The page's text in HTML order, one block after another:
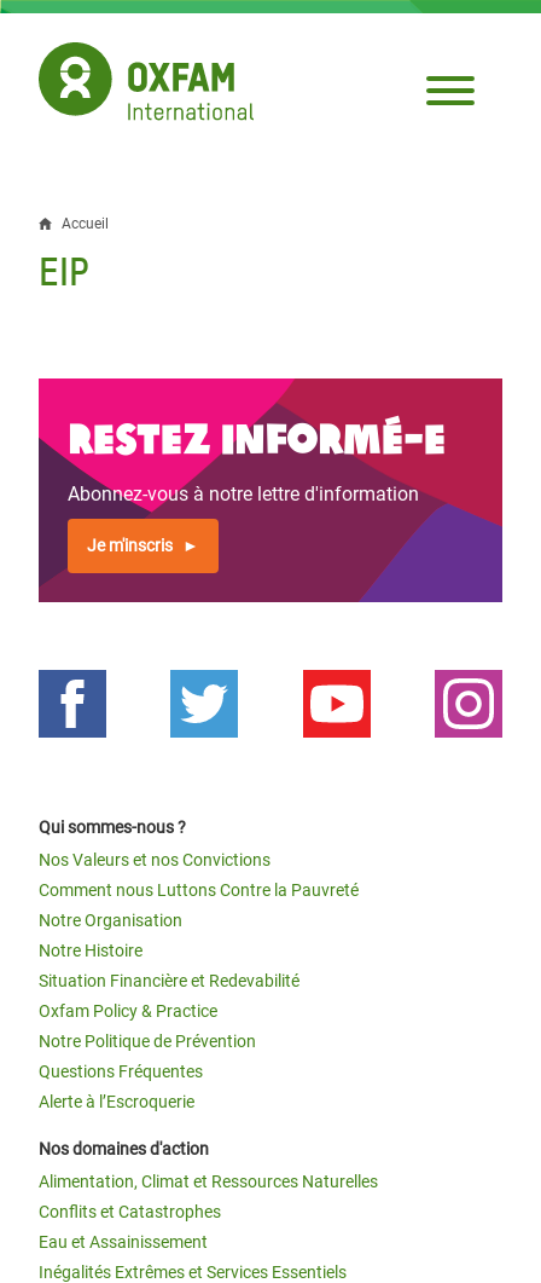
Aller
contenu
principal
Fil
d'Ariane
Accueil
EIP
Restez informé-e
Abonnez-vous à notre lettre d'information
Je m'inscris
Qui sommes-nous ?
Nos Valeurs et nos Convictions
Comment nous Luttons Contre la Pauvreté
Notre Organisation
Notre Histoire
Situation Financière et Redevabilité
Oxfam Policy & Practice
Notre Politique de Prévention
Questions Fréquentes
Alerte à l’Escroquerie
Nos domaines d'action
Alimentation, Climat et Ressources Naturelles
Conflits et Catastrophes
Eau et Assainissement
Inégalités Extrêmes et Services Essentiels